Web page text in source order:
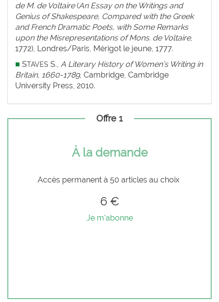
de M. de Voltaire(An Essay on the Writings and
Genius of Shakespeare, Compared with the Greek
and French Dramatic Poets, with Some Remarks
upon the Misrepresentations of Mons. de Voltaire,
1772), Londres/Paris, Mérigot le jeune, 1777.
■ STAVES S., A Literary History of Women’s Writing in
Britain, 1660-1789, Cambridge, Cambridge
University Press, 2010.
Offre 1
À la demande
Accès permanent à 50 articles au choix
6 €
Je m'abonne